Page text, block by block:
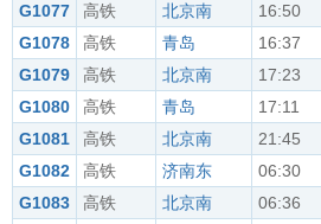
G1077
高铁 北京南 16:50
G1078
高铁 青岛 16:37
G1079
高铁 北京南 17:23
G1080
高铁 青岛 17:11
G1081
高铁 北京南 21:45
G1082
高铁 济南东 06:30
G1083
高铁 北京南 06:36